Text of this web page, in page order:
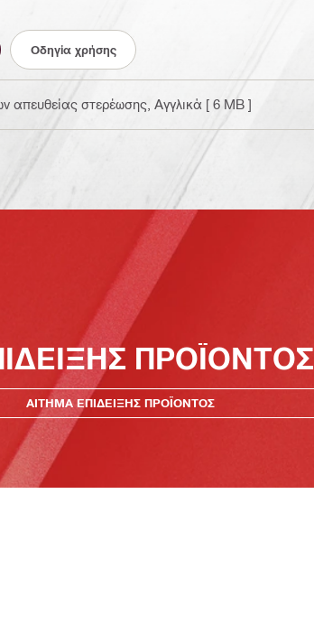
Οδηγία χρήσης
απευθείας στερέωσης , Αγγλικά [ 6 MB ]
ΠΡΟΪΟΝΤΟΣ
ΑΙΤΗΜΑ ΕΠΙΔΕΙΞΗΣ ΠΡΟΪΟΝΤΟΣ